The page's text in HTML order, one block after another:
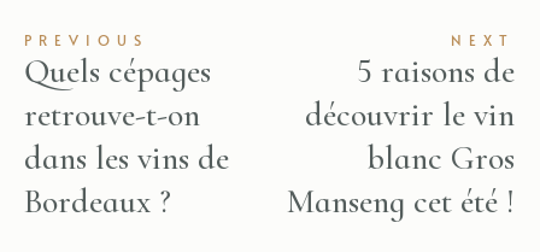
PREVIOUS
Quels cépages
retrouve-t-on
dans les vins de
Bordeaux ?
NEXT
5 raisons de
découvrir le vin
blanc Gros
Manseng cet été !